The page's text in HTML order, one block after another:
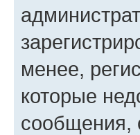
менее,
которые
сообщения,